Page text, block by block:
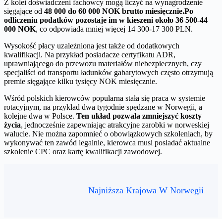
Z kolei doświadczeni fachowcy mogą liczyć na wynagrodzenie
sięgające od 48 000 do 60 000 NOK brutto miesięcznie.Po
odliczeniu podatków pozostaje im w kieszeni około 36 500-44
000 NOK, co odpowiada mniej więcej 14 300-17 300 PLN.
Wysokość płacy uzależniona jest także od dodatkowych
kwalifikacji. Na przykład posiadacze certyfikatu ADR,
uprawniającego do przewozu materiałów niebezpiecznych, czy
specjaliści od transportu ładunków gabarytowych często otrzymują
premie sięgające kilku tysięcy NOK miesięcznie.
Wśród polskich kierowców popularna stała się praca w systemie
rotacyjnym, na przykład dwa tygodnie spędzane w Norwegii, a
kolejne dwa w Polsce. Ten układ pozwala zmniejszyć koszty
życia, jednocześnie zapewniając atrakcyjne zarobki w norweskiej
walucie. Nie można zapomnieć o obowiązkowych szkoleniach, by
wykonywać ten zawód legalnie, kierowca musi posiadać aktualne
szkolenie CPC oraz kartę kwalifikacji zawodowej.
Najniższa Krajowa W Norwegii